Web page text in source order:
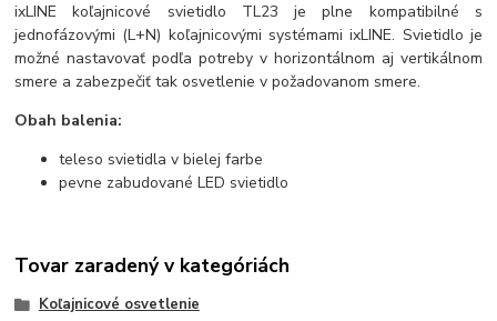
ixLINE koľajnicové svietidlo TL23 je plne kompatibilné s
jednofázovými (L+N) koľajnicovými systémami ixLINE. Svietidlo je
možné nastavovať podľa potreby v horizontálnom aj vertikálnom
smere a zabezpečiť tak osvetlenie v požadovanom smere.
Obah balenia:
teleso svietidla v bielej farbe
pevne zabudované LED svietidlo
Tovar zaradený v kategóriách
Koľajnicové osvetlenie